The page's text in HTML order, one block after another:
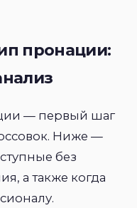
пронации:
— первый шаг
Ниже —
без
а также когда